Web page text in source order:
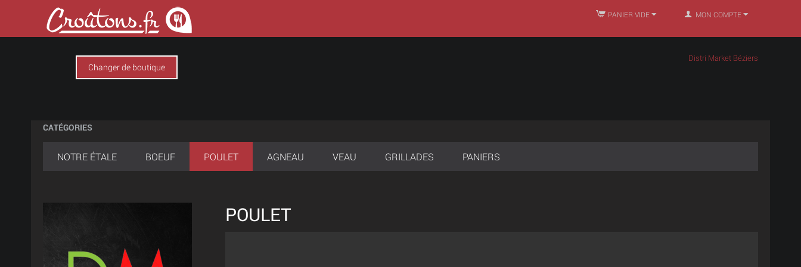
MON COMPTE
PANIER VIDE
Changer de boutique
Distri Market Béziers
CATÉGORIES
NOTRE ÉTALE BOEUF POULET AGNEAU VEAU GRILLADES PANIERS
POULET